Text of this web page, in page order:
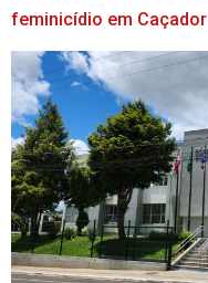
feminicídio em Caçador